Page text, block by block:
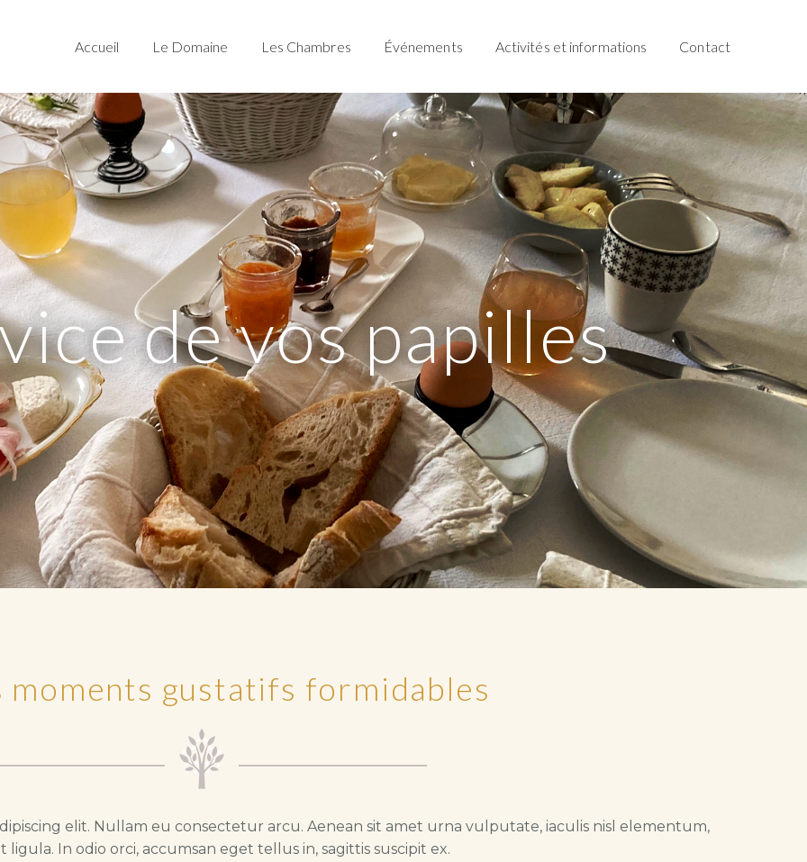
Accueil Le Domaine Les Chambres Événements Activités et informations Contact
icedevospapilles
moments gustatifs formidables
elit. Nullam eu consectetur arcu. Aenean sit amet urna vulputate, iaculis nisl elementum,
ligula. In odio orci, accumsan eget tellus in, sagittis suscipit ex.